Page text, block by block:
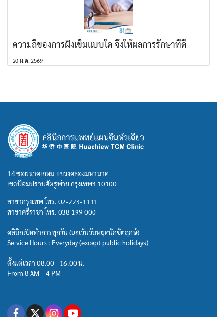
ความถี่ของการฝังเข็มแบบใด จึงให้ผลการรักษาที่ดี
20 ม.ค. 2569
14 ซอยนาคเกษม แขวงคลองมหานาค
เขตป้อมปราบศัตรูพ่าย กรุงเทพฯ 10100
สาขากรุงเทพ โทร. 02-223-1111
สาขาศรีราชา โทร. 038 199 000
คลินิกเปิดทำการทุกวัน (ยกเว้นวันหยุดนักขัตฤกษ์)
Service Hours : Everyday (except public holidays)
ตั้งแต่เวลา 08.00 - 16.00 น.
From 8 AM – 4 PM